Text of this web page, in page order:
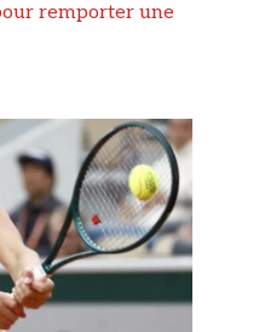
remporter une